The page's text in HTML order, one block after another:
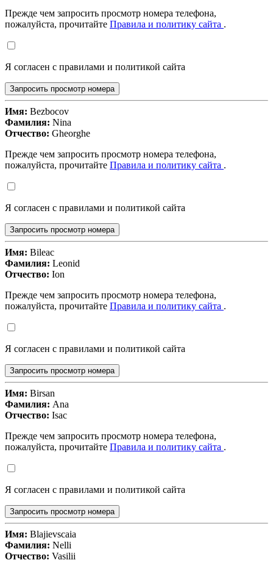
Прежде чем запросить просмотр номера телефона,
пожалуйста, прочитайте Правила и политику сайта .
Я согласен с правилами и политикой сайта
Запросить просмотр номера
Имя: Bezbocov
Фамилия: Nina
Отчество: Gheorghe
Прежде чем запросить просмотр номера телефона,
пожалуйста, прочитайте Правила и политику сайта .
Я согласен с правилами и политикой сайта
Запросить просмотр номера
Имя: Bileac
Фамилия: Leonid
Отчество: Ion
Прежде чем запросить просмотр номера телефона,
пожалуйста, прочитайте Правила и политику сайта .
Я согласен с правилами и политикой сайта
Запросить просмотр номера
Имя: Birsan
Фамилия: Ana
Отчество: Isac
Прежде чем запросить просмотр номера телефона,
пожалуйста, прочитайте Правила и политику сайта .
Я согласен с правилами и политикой сайта
Запросить просмотр номера
Имя: Blajievscaia
Фамилия: Nelli
Отчество: Vasilii